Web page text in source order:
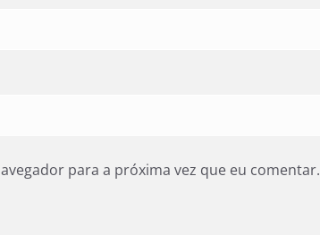
para a próxima vez que eu comentar.